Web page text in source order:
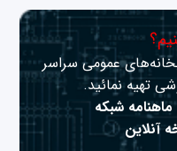
عمومی سراسر
تهیه نمائید.
شبکه
آنلاین